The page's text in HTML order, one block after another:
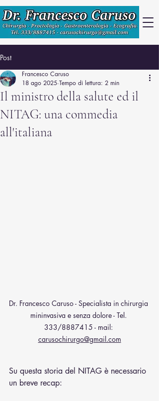
Post
Il ministro della salute ed il
NITAG: una commedia
all'italiana
Francesco Caruso
18 ago 2025 Tempo di lettura: 2 min
Dr. Francesco Caruso - Specialista in chirurgia
mininvasiva e senza dolore - Tel.
333/8887415 - mail:
carusochirurgo@gmail.com
Su questa storia del NITAG è necessario
un breve recap: